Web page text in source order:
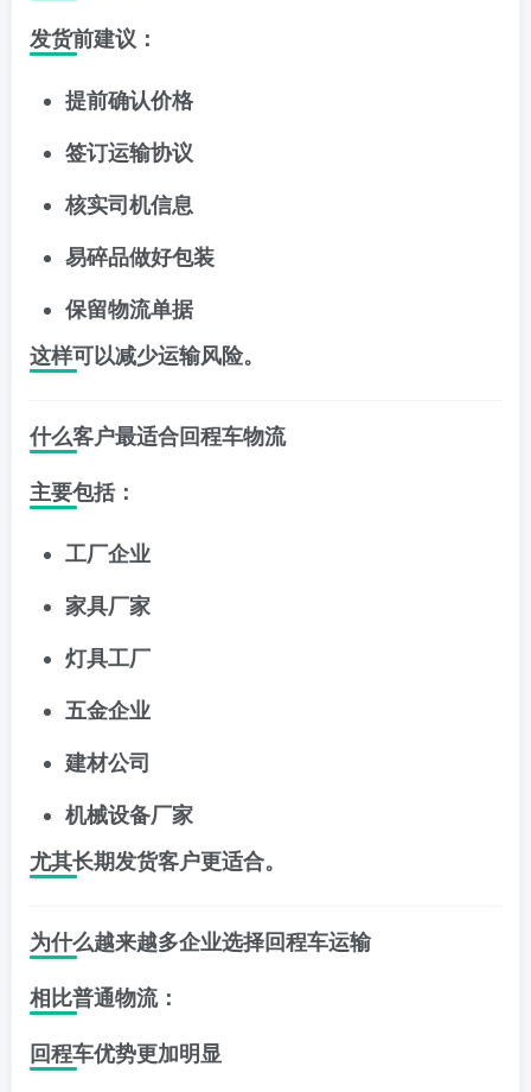
发货前建议：
提前确认价格
签订运输协议
核实司机信息
易碎品做好包装
保留物流单据
这样可以减少运输风险。
什么客户最适合回程车物流
主要包括：
工厂企业
家具厂家
灯具工厂
五金企业
建材公司
机械设备厂家
尤其长期发货客户更适合。
为什么越来越多企业选择回程车运输
相比普通物流：
回程车优势更加明显